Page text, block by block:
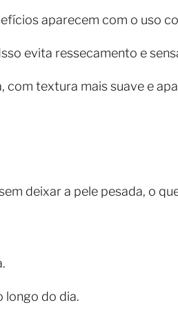
aparecem com o uso
evita ressecamento e
textura mais suave e
deixar a pele pesada, o
longo do dia.